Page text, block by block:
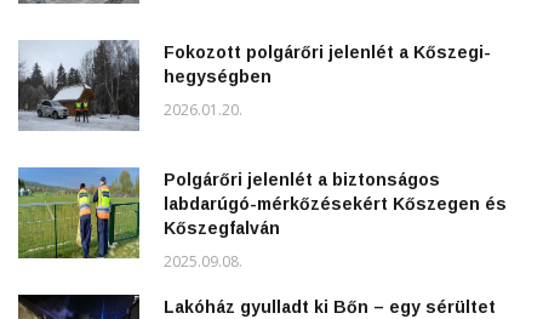
Fokozott polgárőri jelenlét a Kőszegi-
hegységben
2026.01.20.
Polgárőri jelenlét a biztonságos
labdarúgó-mérkőzésekért Kőszegen és
Kőszegfalván
2025.09.08.
Lakóház gyulladt ki Bőn – egy sérültet